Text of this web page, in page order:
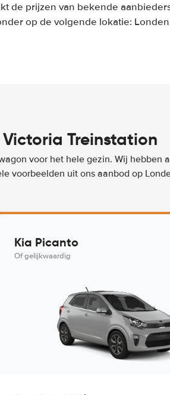
de prijzen van bekende
op de volgende lokatie:
Treinstation
voor het hele gezin. Wij hebben
voorbeelden uit ons aanbod op
Kia Picanto
Of gelijkwaardig